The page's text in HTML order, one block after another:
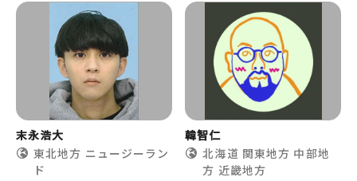
末永浩大
東北地方 ニュージーラン
ド
韓智仁
北海道 関東地方 中部地
方 近畿地方